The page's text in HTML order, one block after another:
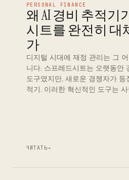
PERSONAL FINANCE
왜 AI 경비 추적기
시트를 완전히 대
가
디지털 시대에 재정 관리는 그
니다. 스프레드시트는 오랫동안
도구였지만, 새로운 경쟁자가 등
적기. 이러한 혁신적인 도구는
ЧИТАТЬ→